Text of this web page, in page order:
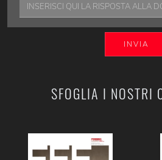
SFOGLIA I NOSTRI
INVIA